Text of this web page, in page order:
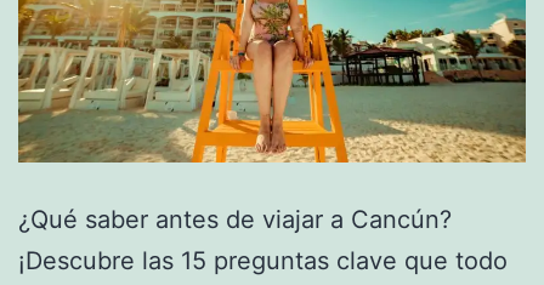
¿Qué saber antes de viajar a Cancún?
¡Descubre las 15 preguntas clave que todo